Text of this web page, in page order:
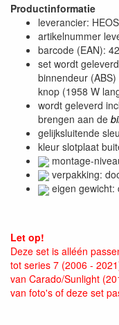
Productinformatie
leverancier:
artikelnummer
barcode (EAN):
set wordt
binnendeur
knop (1958 W
wordt geleverd
brengen aan de
gelijksluitende
kleur slotplaat
montage-
verpakking:
eigen gewicht:
Let op!
Deze set is alléén
tot series 7 (2006 -
van Carado/Sunlight
van foto's of deze set